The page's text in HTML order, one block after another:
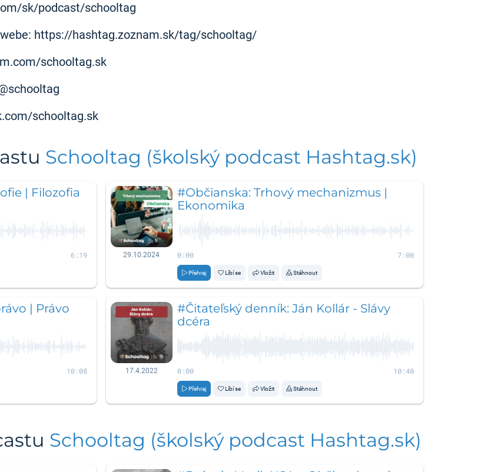
sk/podcast/schooltag
https://hashtag.zoznam.sk/tag/schooltag/
schooltag.sk
schooltag.sk
Schooltag (školský podcast Hashtag.sk)
| Filozofia
6:19 29.10.2024
#Občianska: Trhový mechanizmus |
Ekonomika
0:00 7:00
Přehraj Líbí se Vložit Stáhnout
| Právo
10:08 17.4.2022
#Čitateľský denník: Ján Kollár - Slávy
dcéra
0:00 10:40
Přehraj Líbí se Vložit Stáhnout
Schooltag (školský podcast Hashtag.sk)